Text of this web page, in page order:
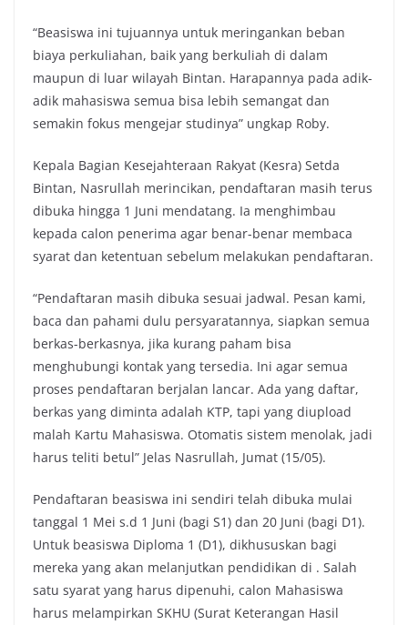
“Beasiswa ini tujuannya untuk meringankan beban
biaya perkuliahan, baik yang berkuliah di dalam
maupun di luar wilayah Bintan. Harapannya pada adik-
adik mahasiswa semua bisa lebih semangat dan
semakin fokus mengejar studinya” ungkap Roby.
Kepala Bagian Kesejahteraan Rakyat (Kesra) Setda
Bintan, Nasrullah merincikan, pendaftaran masih terus
dibuka hingga 1 Juni mendatang. Ia menghimbau
kepada calon penerima agar benar-benar membaca
syarat dan ketentuan sebelum melakukan pendaftaran.
“Pendaftaran masih dibuka sesuai jadwal. Pesan kami,
baca dan pahami dulu persyaratannya, siapkan semua
berkas-berkasnya, jika kurang paham bisa
menghubungi kontak yang tersedia. Ini agar semua
proses pendaftaran berjalan lancar. Ada yang daftar,
berkas yang diminta adalah KTP, tapi yang diupload
malah Kartu Mahasiswa. Otomatis sistem menolak, jadi
harus teliti betul” Jelas Nasrullah, Jumat (15/05).
Pendaftaran beasiswa ini sendiri telah dibuka mulai
tanggal 1 Mei s.d 1 Juni (bagi S1) dan 20 Juni (bagi D1).
Untuk beasiswa Diploma 1 (D1), dikhususkan bagi
mereka yang akan melanjutkan pendidikan di . Salah
satu syarat yang harus dipenuhi, calon Mahasiswa
harus melampirkan SKHU (Surat Keterangan Hasil